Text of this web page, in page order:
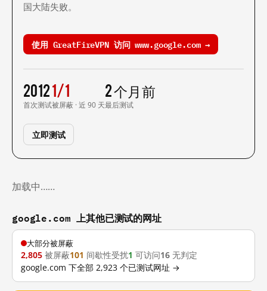
国大陆失败。
使用 GreatFireVPN 访问 www.google.com →
2012
首次测试
1/1
被屏蔽 · 近 90 天
2 个月前
最后测试
立即测试
加载中……
google.com 上其他已测试的网址
大部分被屏蔽
2,805 被屏蔽101 间歇性受扰1 可访问16 无判定
google.com 下全部 2,923 个已测试网址 →